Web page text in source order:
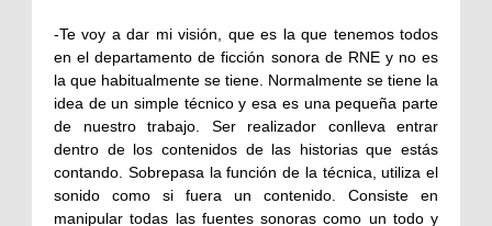
-Te voy a dar mi visión, que es la que tenemos todos
en el departamento de ficción sonora de RNE y no es
la que habitualmente se tiene. Normalmente se tiene la
idea de un simple técnico y esa es una pequeña parte
de nuestro trabajo. Ser realizador conlleva entrar
dentro de los contenidos de las historias que estás
contando. Sobrepasa la función de la técnica, utiliza el
sonido como si fuera un contenido. Consiste en
manipular todas las fuentes sonoras como un todo y